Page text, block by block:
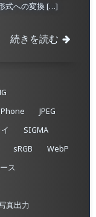
式への変換 […]
続きを読む
JPEG
SIGMA
sRGB
WebP
ス
真出力